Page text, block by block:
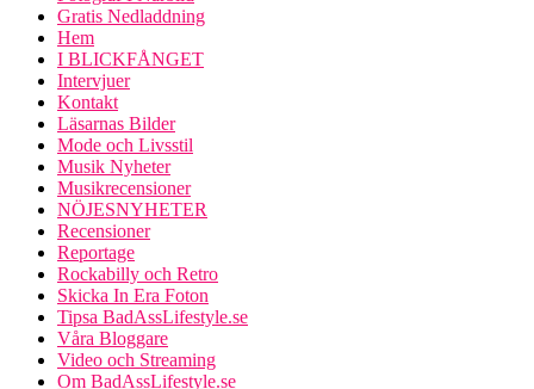
Gratis Nedladdning
Hem
I BLICKFÅNGET
Intervjuer
Kontakt
Läsarnas Bilder
Mode och Livsstil
Musik Nyheter
Musikrecensioner
NÖJESNYHETER
Recensioner
Reportage
Rockabilly och Retro
Skicka In Era Foton
Tipsa BadAssLifestyle.se
Våra Bloggare
Video och Streaming
Om BadAssLifestyle.se